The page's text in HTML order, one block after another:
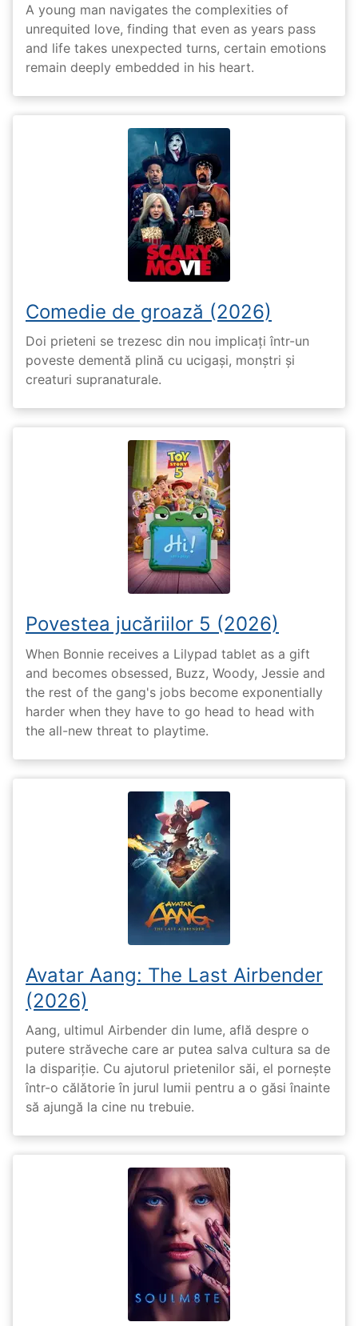
A young man navigates the complexities of
unrequited love, finding that even as years pass
and life takes unexpected turns, certain emotions
remain deeply embedded in his heart.
Comedie de groază (2026)
Doi prieteni se trezesc din nou implicați într-un
poveste dementă plină cu ucigași, monștri și
creaturi supranaturale.
Povestea jucăriilor 5 (2026)
When Bonnie receives a Lilypad tablet as a gift
and becomes obsessed, Buzz, Woody, Jessie and
the rest of the gang's jobs become exponentially
harder when they have to go head to head with
the all-new threat to playtime.
Avatar Aang: The Last Airbender
(2026)
Aang, ultimul Airbender din lume, află despre o
putere străveche care ar putea salva cultura sa de
la dispariție. Cu ajutorul prietenilor săi, el pornește
într-o călătorie în jurul lumii pentru a o găsi înainte
să ajungă la cine nu trebuie.